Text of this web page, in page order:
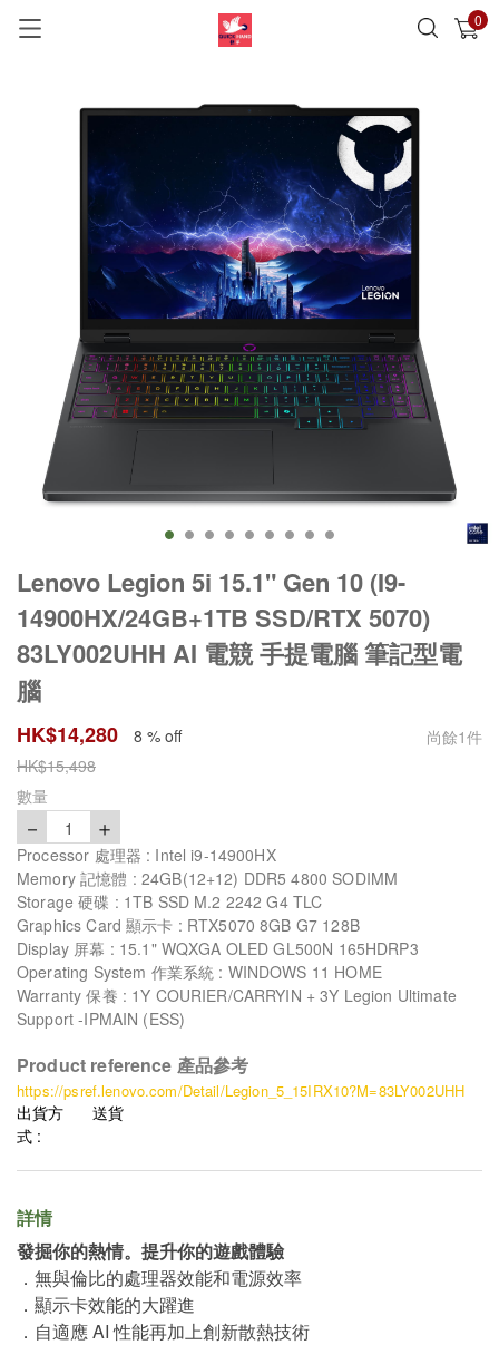
0
已加入購物車 查看
Lenovo Legion 5i 15.1" Gen 10 (I9-
14900HX/24GB+1TB SSD/RTX 5070)
83LY002UHH AI 電競 手提電腦 筆記型電
腦
HK$14,280 8 % off 尚餘1件
HK$15,498
數量
－ 1 ＋
Processor 處理器 : Intel i9-14900HX
Memory 記憶體 : 24GB(12+12) DDR5 4800 SODIMM
Storage 硬碟 : 1TB SSD M.2 2242 G4 TLC
Graphics Card 顯示卡 : RTX5070 8GB G7 128B
Display 屏幕 : 15.1" WQXGA OLED GL500N 165HDRP3
Operating System 作業系統 : WINDOWS 11 HOME
Warranty 保養 : 1Y COURIER/CARRYIN + 3Y Legion Ultimate
Support -IPMAIN (ESS)
Product reference 產品參考
https://psref.lenovo.com/Detail/Legion_5_15IRX10?M=83LY002UHH
出貨方
式 :
送貨
詳情
發掘你的熱情。提升你的遊戲體驗
．無與倫比的處理器效能和電源效率
．顯示卡效能的大躍進
．自適應 AI 性能再加上創新散熱技術